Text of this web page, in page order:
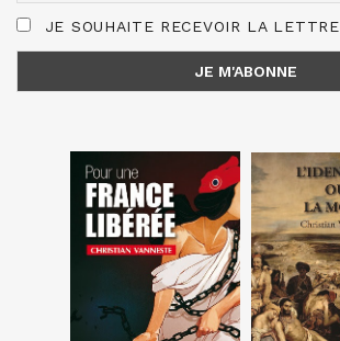
JE SOUHAITE RECEVOIR LA LETTRE